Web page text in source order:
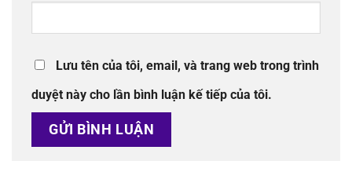
Lưu tên của tôi, email, và trang web trong trình
duyệt này cho lần bình luận kế tiếp của tôi.